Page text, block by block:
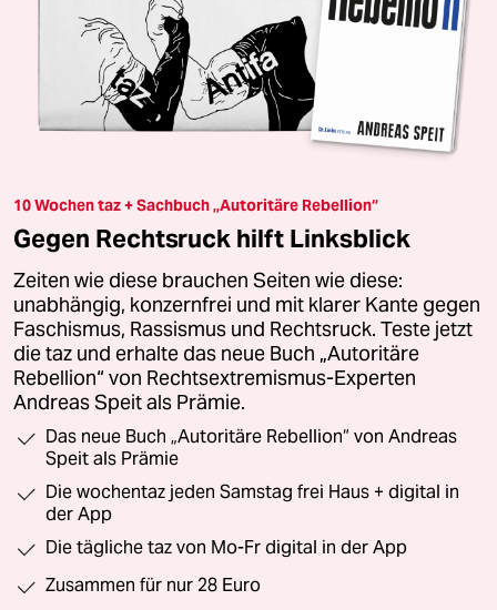
10 Wochen taz + Sachbuch „Autoritäre Rebellion“
Gegen Rechtsruck hilft Linksblick
Zeiten wie diese brauchen Seiten wie diese:
unabhängig, konzernfrei und mit klarer Kante gegen
Faschismus, Rassismus und Rechtsruck. Teste jetzt
die taz und erhalte das neue Buch „Autoritäre
Rebellion“ von Rechtsextremismus-Experten
Andreas Speit als Prämie.
Das neue Buch „Autoritäre Rebellion“ von Andreas
Speit als Prämie
Die wochentaz jeden Samstag frei Haus + digital in
der App
Die tägliche taz von Mo-Fr digital in der App
Zusammen für nur 28 Euro